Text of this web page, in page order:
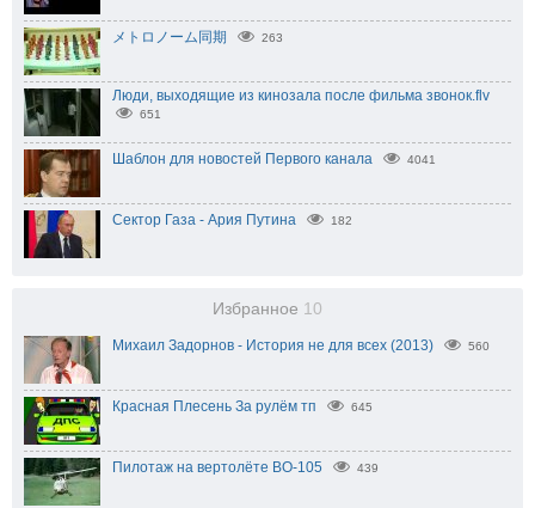
メトロノーム同期 263
Люди, выходящие из кинозала после фильма звонок.flv
651
Шаблон для новостей Первого канала 4041
Сектор Газа - Ария Путина 182
Избранное 10
Михаил Задорнов - История не для всех (2013) 560
Красная Плесень За рулём тп 645
Пилотаж на вертолёте BO-105 439